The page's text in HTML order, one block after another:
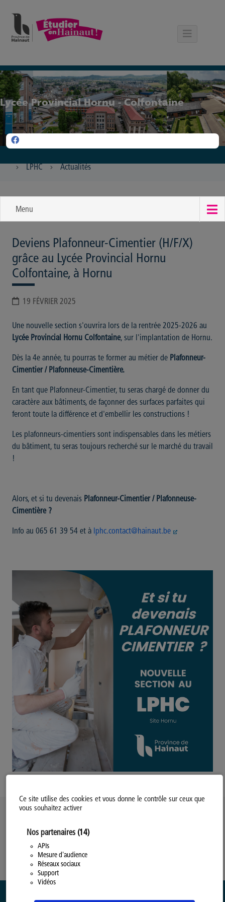
Ce site utilise des cookies et vous donne le contrôle sur ceux que
vous souhaitez activer
Nos partenaires (14)
APIs
Mesure d'audience
Réseaux sociaux
Support
Vidéos
Lycée Provincial Hornu - Colfontaine
LPHC Actualités
Menu
Deviens Plafonneur-Cimentier (H/F/X)
grâce au Lycée Provincial Hornu
Colfontaine, à Hornu
19 FÉVRIER 2025
Une nouvelle section s'ouvrira lors de la rentrée 2025-2026 au
Lycée Provincial Hornu Colfontaine, sur l'implantation de Hornu.
Dès la 4e année, tu pourras te former au métier de Plafonneur-
Cimentier / Plafonneuse-Cimentière.
En tant que Plafonneur-Cimentier, tu seras chargé de donner du
caractère aux bâtiments, de façonner des surfaces parfaites qui
feront toute la différence et d'embellir les constructions !
Les plafonneurs-cimentiers sont indispensables dans les métiers
du bâtiment, tu seras toujours recherché sur le marché du travail
!
Alors, et si tu devenais Plafonneur-Cimentier / Plafonneuse-
Cimentière ?
Info au 065 61 39 54 et à lphc.contact@hainaut.be
Modifiez votre consentement
Politique Générale de Confidentialité